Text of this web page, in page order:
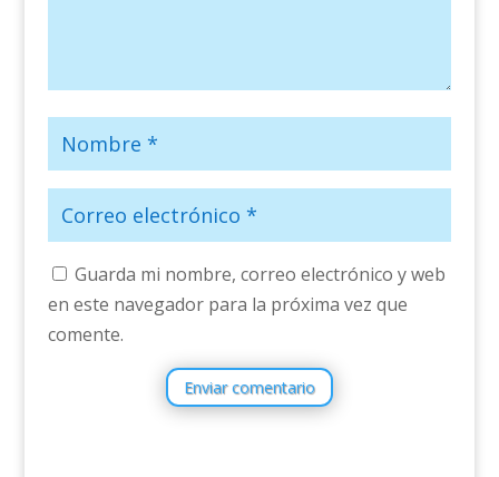
Guarda mi nombre, correo electrónico y web
en este navegador para la próxima vez que
comente.
Enviar comentario